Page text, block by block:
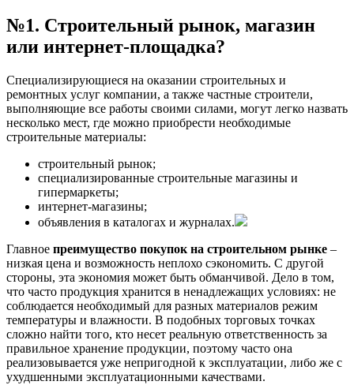
№1. Строительный рынок, магазин
или интернет-площадка?
Специализирующиеся на оказании строительных и
ремонтных услуг компании, а также частные строители,
выполняющие все работы своими силами, могут легко назвать
несколько мест, где можно приобрести необходимые
строительные материалы:
строительный рынок;
специализированные строительные магазины и
гипермаркеты;
интернет-магазины;
объявления в каталогах и журналах.
Главное преимущество покупок на строительном рынке –
низкая цена и возможность неплохо сэкономить. С другой
стороны, эта экономия может быть обманчивой. Дело в том,
что часто продукция хранится в ненадлежащих условиях: не
соблюдается необходимый для разных материалов режим
температуры и влажности. В подобных торговых точках
сложно найти того, кто несет реальную ответственность за
правильное хранение продукции, поэтому часто она
реализовывается уже непригодной к эксплуатации, либо же с
ухудшенными эксплуатационными качествами.